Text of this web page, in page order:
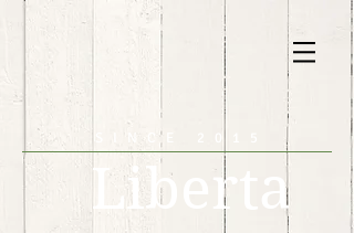
SINCE 2015
Liberta